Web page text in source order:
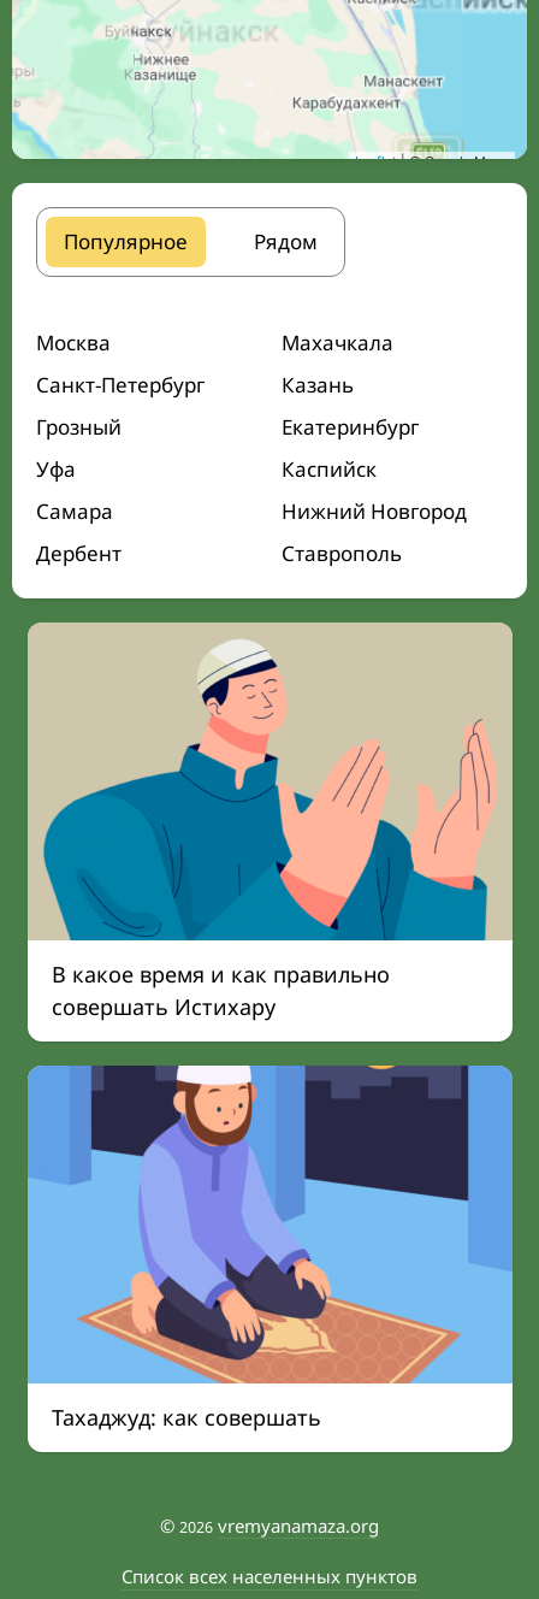
Leaflet| © Google Maps
Популярное Рядом
Москва
Махачкала
Санкт-Петербург
Казань
Грозный
Екатеринбург
Уфа
Каспийск
Самара
Нижний Новгород
Дербент
Ставрополь
В какое время и как правильно
совершать Истихару
Тахаджуд: как совершать
© 2026 vremyanamaza.org
Список всех населенных пунктов